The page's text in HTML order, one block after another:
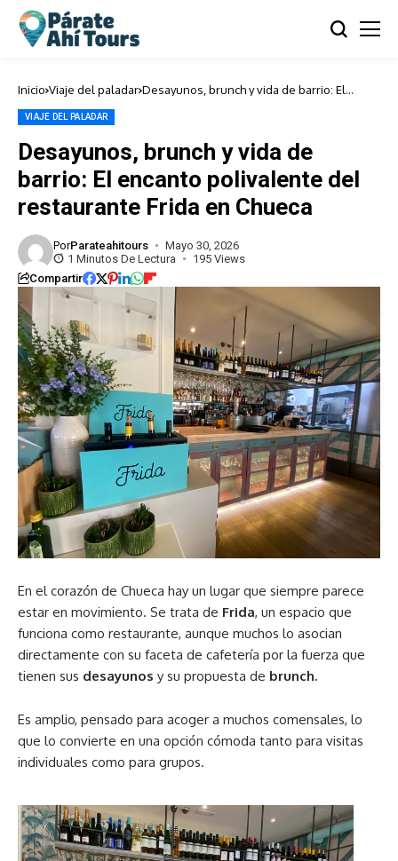
Inicio Viaje del paladar Desayunos, brunch y vida de barrio: El
VIAJE DEL PALADAR
Desayunos, brunch y vida de
barrio: El encanto polivalente del
restaurante Frida en Chueca
PorParateahitours
Mayo 30, 2026
1 Minutos De Lectura
195 Views
Compartir
En el corazón de Chueca hay un lugar que siempre parece
estar en movimiento. Se trata de Frida, un espacio que
funciona como restaurante, aunque muchos lo asocian
directamente con su faceta de cafetería por la fuerza que
tienen sus desayunos y su propuesta de brunch.
Es amplio, pensado para acoger a muchos comensales, lo
que lo convierte en una opción cómoda tanto para visitas
individuales como para grupos.